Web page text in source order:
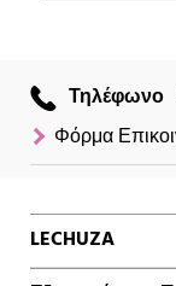
Τηλέφωνο
Φόρμα
LECHUZA